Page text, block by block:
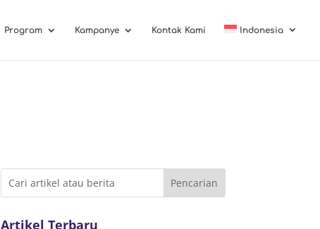
Program Kampanye Kontak Kami Indonesia
Artikel Terbaru